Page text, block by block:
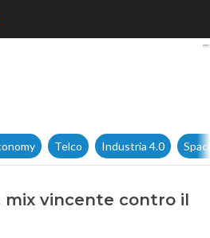
e wireless, mix
Telco Industria 4.0
mix vincente contro il